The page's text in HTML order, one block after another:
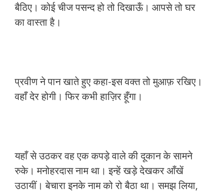
बैठिए। कोई चीज पसन्द हो तो दिखाऊँ। आपसे तो घर
का वास्ता है।
प्रवीण ने पान खाते हुए कहा-इस वक्त तो मुआफ़ रखिए।
वहाँ देर होगी। फिर कभी हाज़िर हूँगा।
यहाँ से उठकर वह एक कपड़े वाले की दूकान के सामने
रुके। मनोहरदास नाम था। इन्हें खड़े देखकर आँखें
उठायीं। बेचारा इनके नाम को रो बैठा था। समझ लिया,